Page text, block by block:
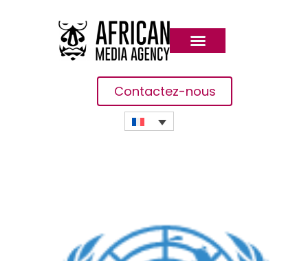
Contactez-nous